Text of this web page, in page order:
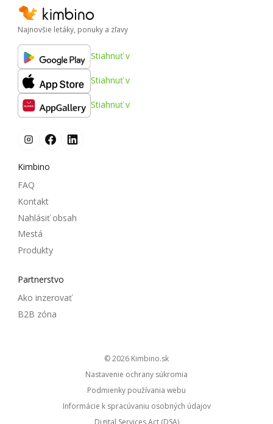
Najnovšie letáky, ponuky a zľavy
Stiahnuť v
Stiahnuť v
Stiahnuť v
Kimbino
FAQ
Kontakt
Nahlásiť obsah
Mestá
Produkty
Partnerstvo
Ako inzerovať
B2B zóna
© 2026
kimbino.sk
Nastavenie ochrany súkromia
Podmienky používania webu
Informácie k spracúvaniu osobných údajov
Digital Services Act (DSA)